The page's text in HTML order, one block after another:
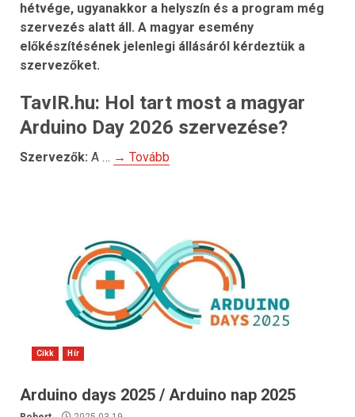
hétvége, ugyanakkor a helyszín és a program még
szervezés alatt áll. A magyar esemény
előkészítésének jelenlegi állásáról kérdeztük a
szervezőket.
TavIR.hu: Hol tart most a magyar
Arduino Day 2026 szervezése?
Szervezők: A … → Tovább
Cikk Hír
Arduino days 2025 / Arduino nap 2025